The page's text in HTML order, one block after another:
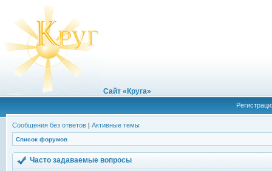
Сайт «Круга»
Сообщения без ответов | Активные темы
Список форумов
Часто задаваемые вопросы